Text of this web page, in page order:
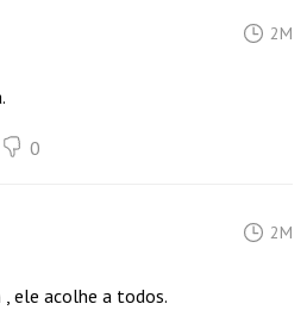
2M
0
2M
, ele acolhe a todos.